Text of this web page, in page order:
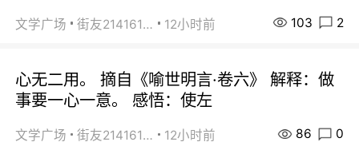
文学广场 街友21416156 12小时前 103 2
心无二用。 摘自《喻世明言·卷六》 解释：做
事要一心一意。 感悟：使左
文学广场 街友21416156 12小时前 86 0